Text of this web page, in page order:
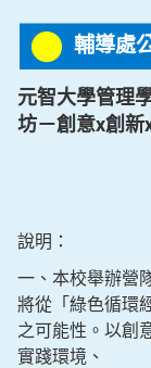
輔導處
元智大學管理
坊－創意x創新
說明：
一、本校舉辦營
將從「綠色循環
之可能性。以創
實踐環境、